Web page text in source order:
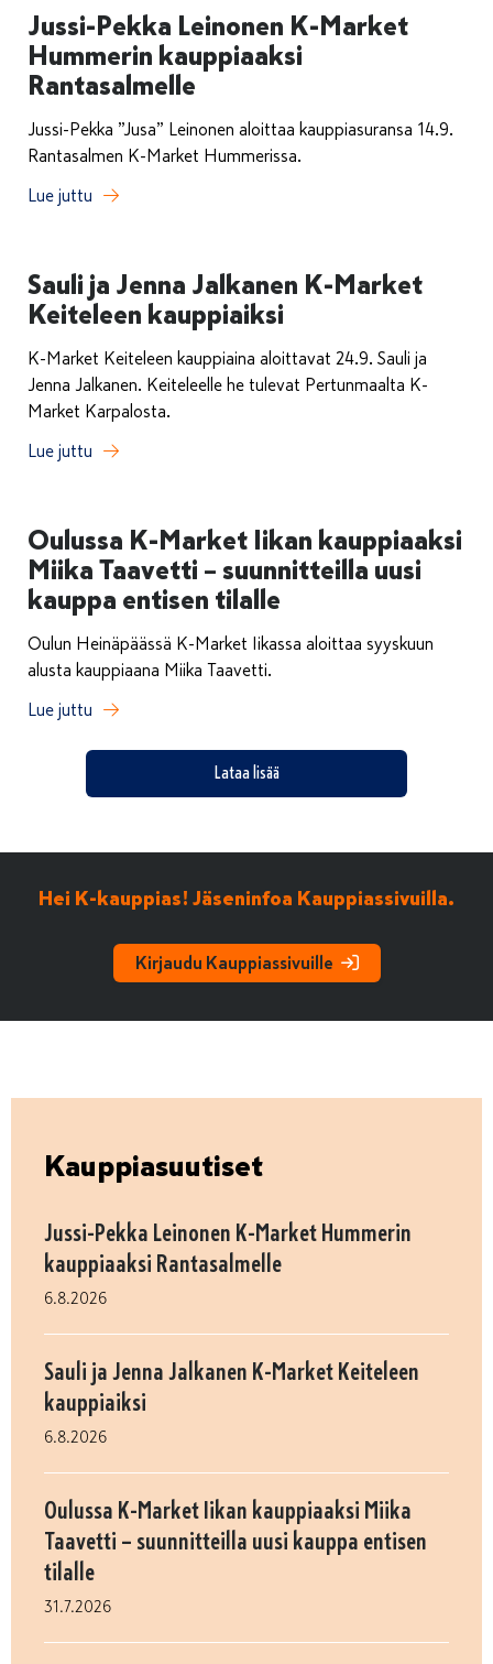
Jussi-Pekka Leinonen K-Market
Hummerin kauppiaaksi
Rantasalmelle
Jussi-Pekka ”Jusa” Leinonen aloittaa kauppiasuransa 14.9.
Rantasalmen K-Market Hummerissa.
Lue juttu
Sauli ja Jenna Jalkanen K-Market
Keiteleen kauppiaiksi
K-Market Keiteleen kauppiaina aloittavat 24.9. Sauli ja
Jenna Jalkanen. Keiteleelle he tulevat Pertunmaalta K-
Market Karpalosta.
Lue juttu
Oulussa K-Market Iikan kauppiaaksi
Miika Taavetti – suunnitteilla uusi
kauppa entisen tilalle
Oulun Heinäpäässä K-Market Iikassa aloittaa syyskuun
alusta kauppiaana Miika Taavetti.
Lue juttu
Lataa lisää
Hei K-kauppias! Jäseninfoa Kauppiassivuilla.
Kirjaudu Kauppiassivuille
Kauppiasuutiset
Jussi-Pekka Leinonen K-Market Hummerin
kauppiaaksi Rantasalmelle
6.8.2026
Sauli ja Jenna Jalkanen K-Market Keiteleen
kauppiaiksi
6.8.2026
Oulussa K-Market Iikan kauppiaaksi Miika
Taavetti – suunnitteilla uusi kauppa entisen
tilalle
31.7.2026